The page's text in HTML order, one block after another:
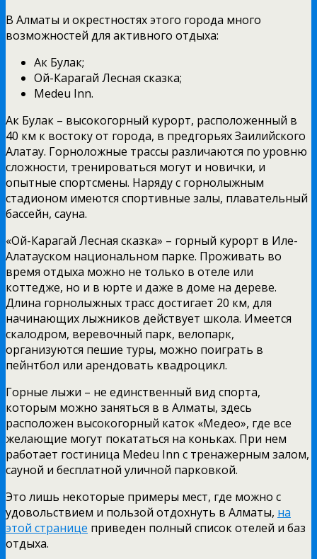
В Алматы и окрестностях этого города много
возможностей для активного отдыха:
Ак Булак;
Ой-Карагай Лесная сказка;
Medeu Inn.
Ак Булак – высокогорный курорт, расположенный в
40 км к востоку от города, в предгорьях Заилийского
Алатау. Горноложные трассы различаются по уровню
сложности, тренироваться могут и новички, и
опытные спортсмены. Наряду с горнолыжным
стадионом имеются спортивные залы, плавательный
бассейн, сауна.
«Ой-Карагай Лесная сказка» – горный курорт в Иле-
Алатауском национальном парке. Проживать во
время отдыха можно не только в отеле или
коттедже, но и в юрте и даже в доме на дереве.
Длина горнолыжных трасс достигает 20 км, для
начинающих лыжников действует школа. Имеется
скалодром, веревочный парк, велопарк,
организуются пешие туры, можно поиграть в
пейнтбол или арендовать квадроцикл.
Горные лыжи – не единственный вид спорта,
которым можно заняться в в Алматы, здесь
расположен высокогорный каток «Медео», где все
желающие могут покататься на коньках. При нем
работает гостиница Medeu Inn с тренажерным залом,
сауной и бесплатной уличной парковкой.
Это лишь некоторые примеры мест, где можно с
удовольствием и пользой отдохнуть в Алматы, на
этой странице приведен полный список отелей и баз
отдыха.